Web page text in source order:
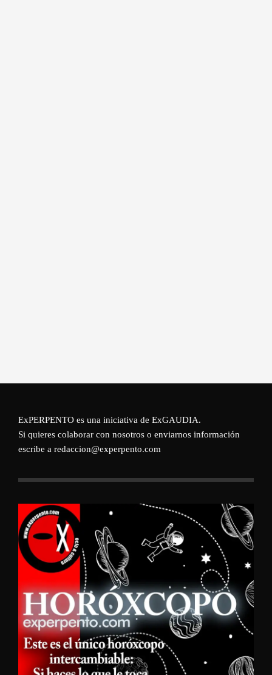
ExPERPENTO es una iniciativa de ExGAUDIA.
Si quieres colaborar con nosotros o enviarnos información
escribe a redaccion@experpento.com